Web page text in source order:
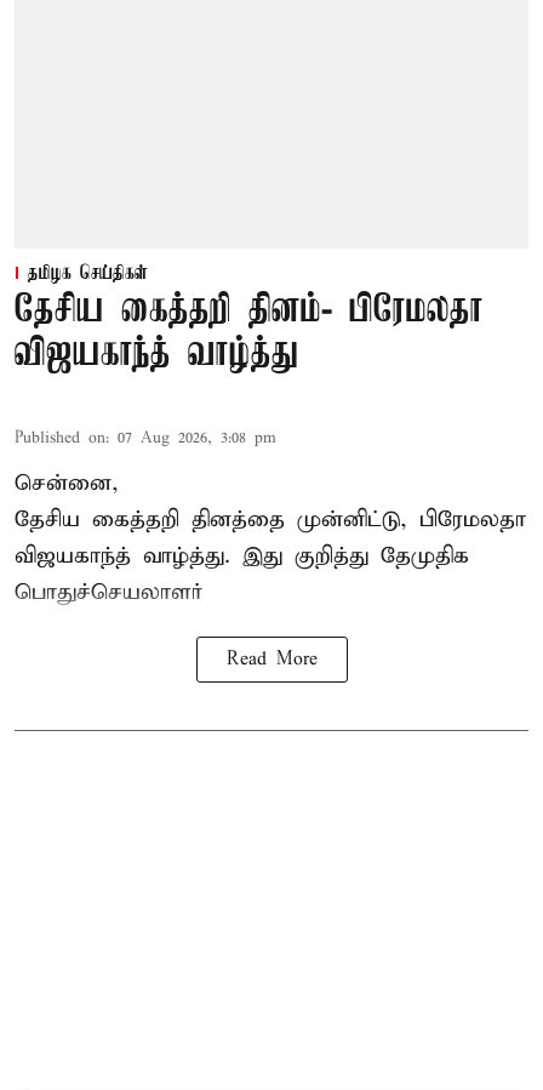
தமிழக செய்திகள்
தேசிய கைத்தறி தினம்- பிரேமலதா
விஜயகாந்த் வாழ்த்து
Published on: 07 Aug 2026, 3:08 pm
சென்னை,
தேசிய கைத்தறி தினத்தை முன்னிட்டு, பிரேமலதா
விஜயகாந்த் வாழ்த்து. இது குறித்து தேமுதிக
பொதுச்செயலாளர்
Read More